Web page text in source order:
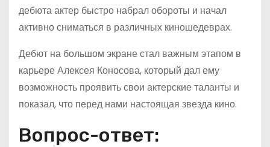
дебюта актер быстро набрал обороты и начал
активно сниматься в различных киношедеврах.
Дебют на большом экране стал важным этапом в
карьере Алексея Коносова, который дал ему
возможность проявить свои актерские таланты и
показал, что перед нами настоящая звезда кино.
Вопрос-ответ: